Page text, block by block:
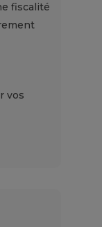
fiscalité
vos